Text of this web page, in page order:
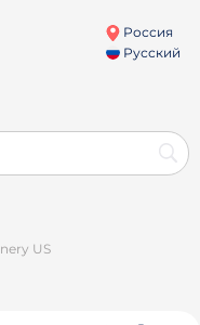
Россия
Русский
US